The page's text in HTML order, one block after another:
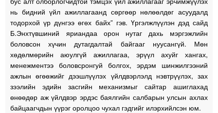
нь бидний үйл ажиллагаанд сөргөөр нөлөөлдөг асуудалд
тодорхой үр дүнгээ өгөх байх” гэв. Үргэлжлүүлэн дэд сайд
Б.Энхтүвшиний яриандаа орон нутаг дахь мэргэжлийн
боловсон хүчин дутагдалтай байгааг нуусангүй. Мөн
хөдөлмөрийн аюулгүй ажиллагаа, эрүүл ахуйг хангах,
менежментээ боловсронгуй болгох, эрдэм шинжилгээний
ажлын өгөөжийг дээшлүүлэх үйлдвэрлэлд нэвтрүүлэх, зах
зээлийн эдийн засгийн механизмыг сайтар ашиглахад
өнөөдөр аж үйлдвэр эрдэс баялгийн салбарын улсын ахлах
байцаагчдын үүрэг оролцоо чухал гэдгийг илэрхийлсэн юм.